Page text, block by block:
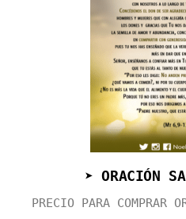
➤ ORACIÓN
PRECIO PARA COMPRAR